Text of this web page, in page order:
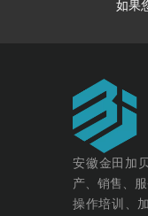
如果
安徽金田加
产、销售、
操作培训、